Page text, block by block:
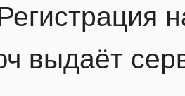
выдаёт